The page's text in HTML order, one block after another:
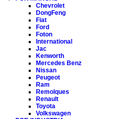
Chevrolet
DongFeng
Fiat
Ford
Foton
International
Jac
Kenworth
Mercedes Benz
Nissan
Peugeot
Ram
Remolques
Renault
Toyota
Volkswagen